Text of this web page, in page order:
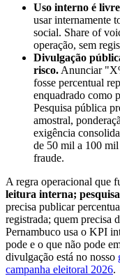
Uso interno é
usar internamente
social. Share of
operação, sem
Divulgação
risco. Anunciar
fosse percentual
enquadrado como
Pesquisa pública
amostral,
exigência
de 50 mil a 100
fraude.
A regra operacional que
leitura interna;
precisa publicar
registrada; quem precisa
Pernambuco usa o KPI
pode e o que não pode
divulgação está no nosso
campanha eleitoral 2026.